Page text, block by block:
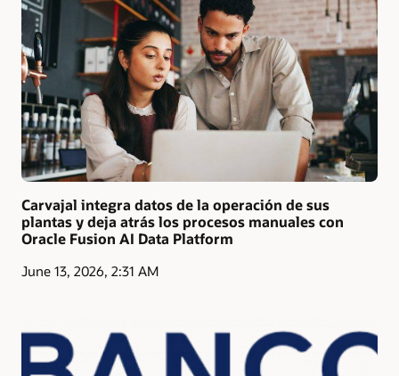
Carvajal integra datos de la operación de sus
plantas y deja atrás los procesos manuales con
Oracle Fusion AI Data Platform
June 13, 2026, 2:31 AM